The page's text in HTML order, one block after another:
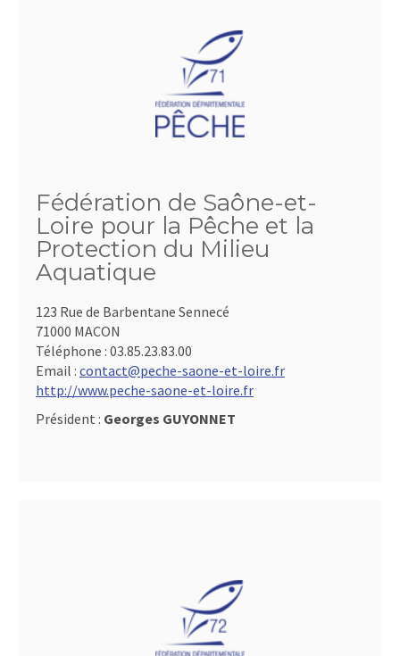
Fédération de Saône-et-
Loire pour la Pêche et la
Protection du Milieu
Aquatique
123 Rue de Barbentane Sennecé
71000 MACON
Téléphone : 03.85.23.83.00
Email : contact@peche-saone-et-loire.fr
http://www.peche-saone-et-loire.fr
Président : Georges GUYONNET